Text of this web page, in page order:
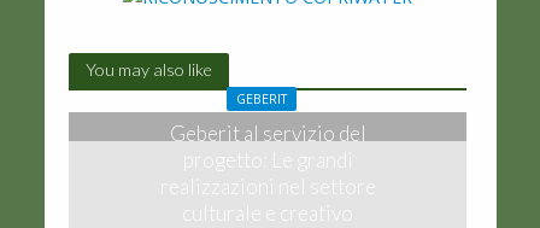
You may also like
GEBERIT
Geberit al servizio del
progetto: Le grandi
realizzazioni nel settore
culturale e creativo